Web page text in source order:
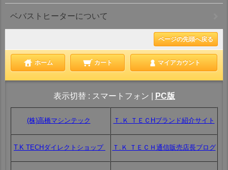
ベバストヒーターについて
ページの先頭へ戻る
ホーム カート マイアカウント
表示切替 : スマートフォン PC版
(株)高橋マシンテック Ｔ.Ｋ ＴＥＣHブランド紹介サイト
T.K TECHダイレクトショップ Ｔ.Ｋ ＴＥＣＨ通信販売店長ブログ